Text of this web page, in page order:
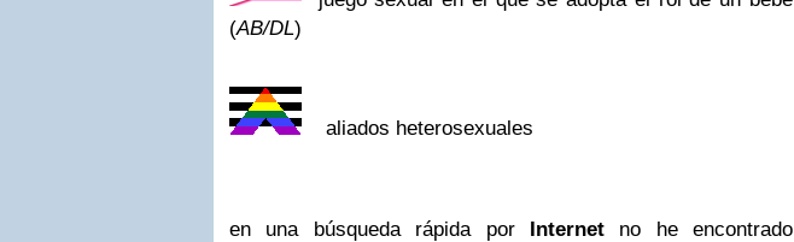
(AB/DL)
aliados heterosexuales
en una búsqueda rápida por Internetno he encontrado